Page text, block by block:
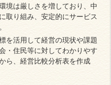
境は厳しさを増しており、中
取り組み、安定的にサービス
を活用して経営の現状や課題
・住民等に対してわかりやす
ら、経営比較分析表を作成